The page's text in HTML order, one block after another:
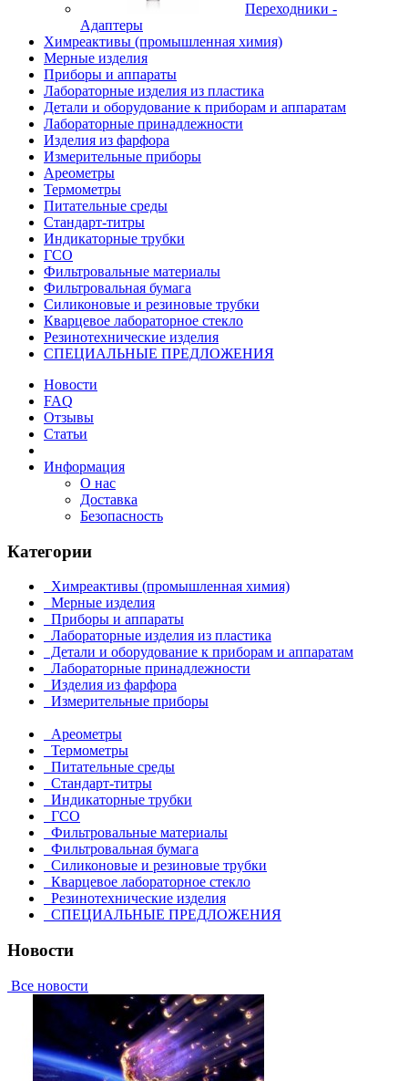
Переходники -
Адаптеры
Химреактивы (промышленная химия)
Мерные изделия
Приборы и аппараты
Лабораторные изделия из пластика
Детали и оборудование к приборам и аппаратам
Лабораторные принадлежности
Изделия из фарфора
Измерительные приборы
Ареометры
Термометры
Питательные среды
Стандарт-титры
Индикаторные трубки
ГСО
Фильтровальные материалы
Фильтровальная бумага
Силиконовые и резиновые трубки
Кварцевое лабораторное стекло
Резинотехнические изделия
СПЕЦИАЛЬНЫЕ ПРЕДЛОЖЕНИЯ
Новости
FAQ
Отзывы
Статьи
Информация
О нас
Доставка
Безопасность
Категории
Химреактивы (промышленная химия)
Мерные изделия
Приборы и аппараты
Лабораторные изделия из пластика
Детали и оборудование к приборам и аппаратам
Лабораторные принадлежности
Изделия из фарфора
Измерительные приборы
Ареометры
Термометры
Питательные среды
Стандарт-титры
Индикаторные трубки
ГСО
Фильтровальные материалы
Фильтровальная бумага
Силиконовые и резиновые трубки
Кварцевое лабораторное стекло
Резинотехнические изделия
СПЕЦИАЛЬНЫЕ ПРЕДЛОЖЕНИЯ
Новости
Все новости